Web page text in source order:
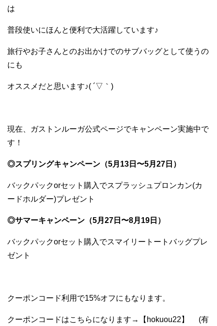
は
普段使いにほんと便利で大活躍しています♪
旅行やお子さんとのお出かけでのサブバッグとして使うの
にも
オススメだと思います♪( ´▽｀)
現在、ガストンルーガ公式ページでキャンペーン実施中で
す！
◎スプリングキャンペーン（5月13日〜5月27日）
バックパックorセット購入でスプラッシュプロンカン(カ
ードホルダー)プレゼント
◎サマーキャンペーン（5月27日〜8月19日）
バックパックorセット購入でスマイリートートバッグプレ
ゼント
クーポンコード利用で15%オフにもなります。
クーポンコードはこちらになります→【 hokuou22】
(有